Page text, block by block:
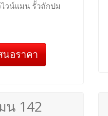
ไวน์แมน รั้วถักปม
นอราคา
น 142